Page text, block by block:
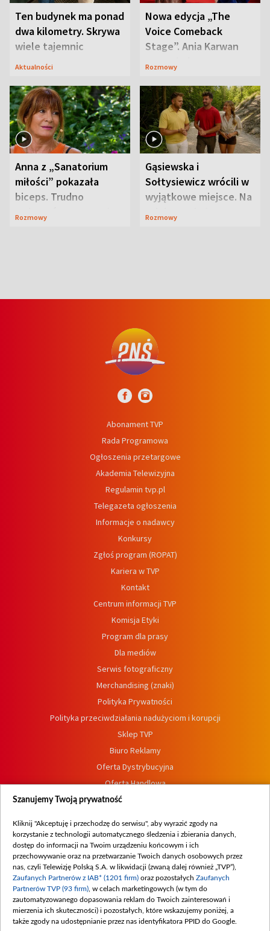
Ten budynek ma ponad
dwa kilometry. Skrywa
wiele tajemnic
Aktualności
Nowa edycja „The
Voice Comeback
Stage”. Ania Karwan
zapowiada
Rozmowy
Anna z „Sanatorium
miłości” pokazała
biceps. Trudno
uwierzyć, co przeszła
Rozmowy
Gąsiewska i
Sołtysiewicz wrócili w
wyjątkowe miejsce. Na
szlaku czekał
Rozmowy
Abonament TVP
Rada Programowa
Ogłoszenia przetargowe
Akademia Telewizyjna
Regulamin tvp.pl
Telegazeta ogłoszenia
Informacje o nadawcy
Konkursy
Zgłoś program (ROPAT)
Kariera w TVP
Kontakt
Centrum informacji TVP
Komisja Etyki
Program dla prasy
Dla mediów
Serwis fotograficzny
Merchandising (znaki)
Polityka Prywatności
Polityka przeciwdziałania nadużyciom i korupcji
Sklep TVP
Biuro Reklamy
Oferta Dystrybucyjna
Oferta Handlowa
Dostępność
Procedura zgłoszeń wewnętrznych
Szanujemy Twoją prywatność
Kliknij "Akceptuję i przechodzę do serwisu", aby wyrazić zgody na
korzystanie z technologii automatycznego śledzenia i zbierania danych,
dostęp do informacji na Twoim urządzeniu końcowym i ich
przechowywanie oraz na przetwarzanie Twoich danych osobowych przez
nas, czyli Telewizję Polską S.A. w likwidacji (zwaną dalej również „TVP”),
Zaufanych Partnerów z IAB* (1201 firm) oraz pozostałych Zaufanych
Partnerów TVP (93 firm) , w celach marketingowych (w tym do
zautomatyzowanego dopasowania reklam do Twoich zainteresowań i
mierzenia ich skuteczności) i pozostałych, które wskazujemy poniżej, a
także zgody na udostępnianie przez nas identyfikatora PPID do Google.